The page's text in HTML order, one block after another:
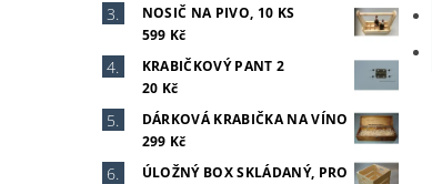
NOSIČ NA PIVO, 10 KS
599 Kč
KRABIČKOVÝ PANT 2
20 Kč
DÁRKOVÁ KRABIČKA NA VÍNO
299 Kč
ÚLOŽNÝ BOX SKLÁDANÝ, PRO